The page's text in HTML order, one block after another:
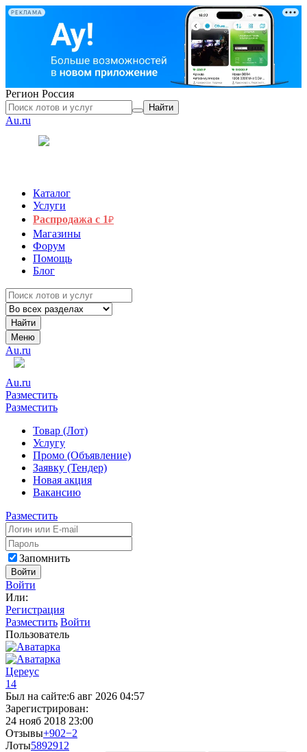
РЕКЛАМА
Регион Россия
Найти
Au.ru
Каталог
Услуги
Распродажа с 1₽
Магазины
Форум
Помощь
Блог
Найти
Меню
Au.ru
Au.ru
Разместить
Разместить
Товар (Лот)
Услугу
Промо (Объявление)
Заявку (Тендер)
Новая акция
Вакансию
Разместить
Запомнить
Войти
Войти
Или:
Регистрация
Разместить Войти
Пользователь
Цереус
14
Был на сайте:6 авг 2026 04:57
Зарегистрирован:
24 нояб 2018 23:00
Отзывы+902−2
Лоты5892912